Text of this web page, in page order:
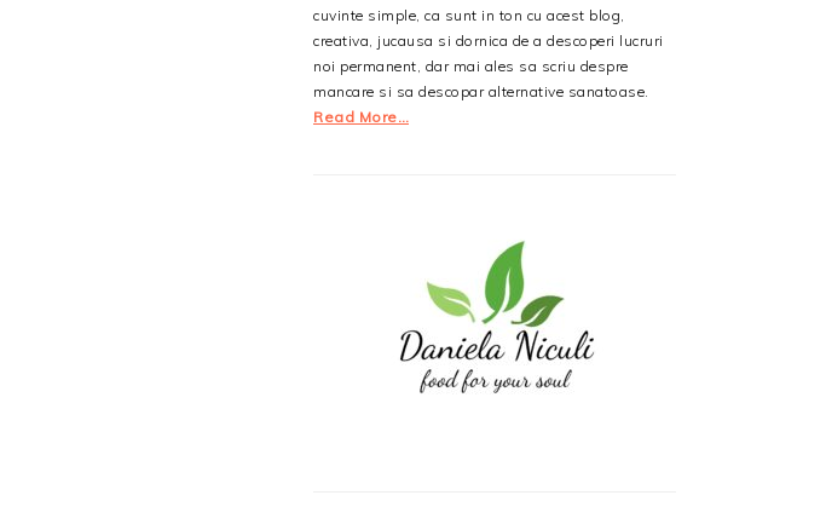
cuvinte simple, ca sunt in ton cu acest blog,
creativa, jucausa si dornica de a descoperi lucruri
noi permanent, dar mai ales sa scriu despre
mancare si sa descopar alternative sanatoase.
Read More…